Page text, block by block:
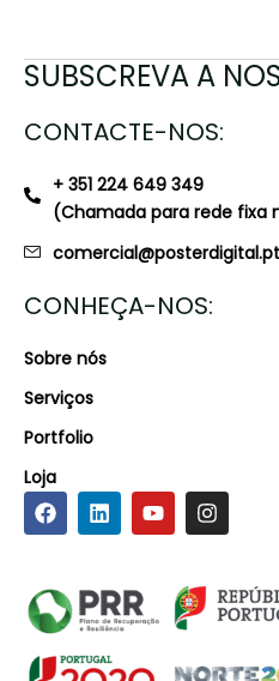
SUBSCREVA A
CONTACTE-NOS:
+ 351 224 649 349
(Chamada para rede fixa
comercial@posterdigital.pt
CONHEÇA-NOS:
Sobre nós
Serviços
Portfolio
Loja